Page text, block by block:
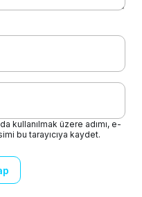
kullanılmak üzere adımı, e-
bu tarayıcıya kaydet.